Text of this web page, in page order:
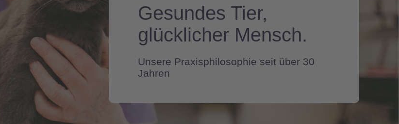
Gesundes Tier,
glücklicher Mensch.
Unsere Praxisphilosophie seit über 30
Jahren